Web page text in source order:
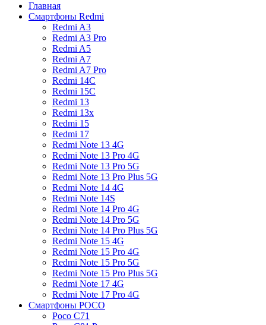
Главная
Смартфоны Redmi
Redmi A3
Redmi A3 Pro
Redmi A5
Redmi A7
Redmi A7 Pro
Redmi 14C
Redmi 15C
Redmi 13
Redmi 13x
Redmi 15
Redmi 17
Redmi Note 13 4G
Redmi Note 13 Pro 4G
Redmi Note 13 Pro 5G
Redmi Note 13 Pro Plus 5G
Redmi Note 14 4G
Redmi Note 14S
Redmi Note 14 Pro 4G
Redmi Note 14 Pro 5G
Redmi Note 14 Pro Plus 5G
Redmi Note 15 4G
Redmi Note 15 Pro 4G
Redmi Note 15 Pro 5G
Redmi Note 15 Pro Plus 5G
Redmi Note 17 4G
Redmi Note 17 Pro 4G
Смартфоны POCO
Poco C71